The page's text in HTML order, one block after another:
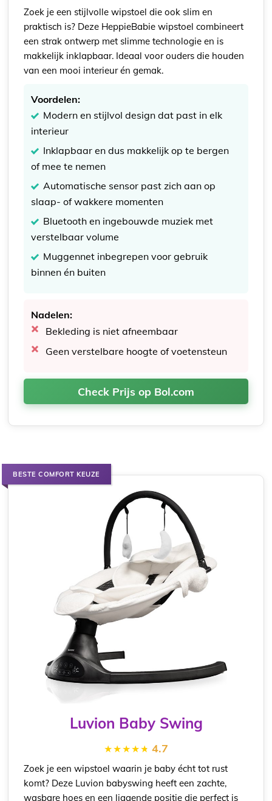
Zoek je een stijlvolle wipstoel die ook slim en
praktisch is? Deze HeppieBabie wipstoel combineert
een strak ontwerp met slimme technologie en is
makkelijk inklapbaar. Ideaal voor ouders die houden
van een mooi interieur én gemak.
Voordelen:
Modern en stijlvol design dat past in elk
interieur
Inklapbaar en dus makkelijk op te bergen
of mee te nemen
Automatische sensor past zich aan op
slaap- of wakkere momenten
Bluetooth en ingebouwde muziek met
verstelbaar volume
Muggennet inbegrepen voor gebruik
binnen én buiten
Nadelen:
Bekleding is niet afneembaar
Geen verstelbare hoogte of voetensteun
Check Prijs op Bol.com
BESTE COMFORT KEUZE
Luvion Baby Swing
4.7
Zoek je een wipstoel waarin je baby écht tot rust
komt? Deze Luvion babyswing heeft een zachte,
wasbare hoes en een liggende positie die perfect is